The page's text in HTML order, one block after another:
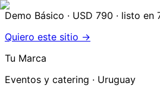
Demo Básico · USD 790 · listo en
Quiero este sitio →
Tu Marca
Eventos y catering · Uruguay